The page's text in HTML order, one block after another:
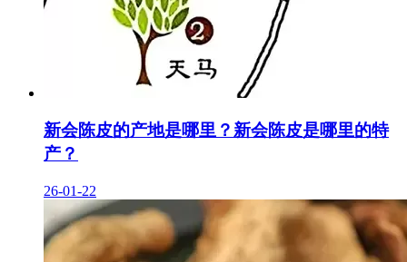
新会陈皮的产地是哪里？新会陈皮是哪里的特
产？
26-01-22